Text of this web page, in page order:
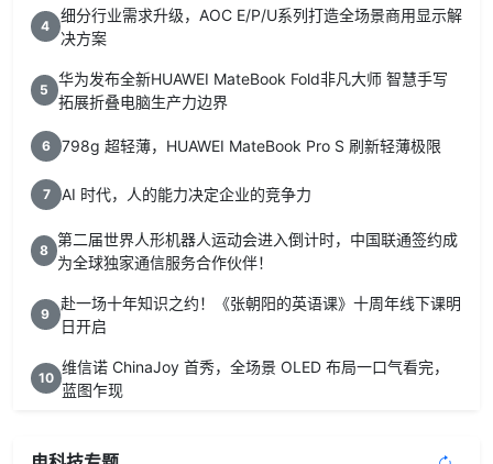
4
细分行业需求升级，AOC E/P/U系列打造全场景商用显示解
决方案
5
华为发布全新HUAWEI MateBook Fold非凡大师 智慧手写
拓展折叠电脑生产力边界
6 798g 超轻薄，HUAWEI MateBook Pro S 刷新轻薄极限
7 AI 时代，人的能力决定企业的竞争力
8
第二届世界人形机器人运动会进入倒计时，中国联通签约成
为全球独家通信服务合作伙伴！
9
赴一场十年知识之约！《张朝阳的英语课》十周年线下课明
日开启
10
维信诺 ChinaJoy 首秀，全场景 OLED 布局一口气看完，
蓝图乍现